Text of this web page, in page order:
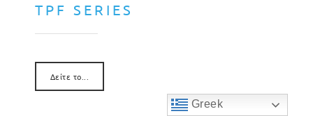
TPF SERIES
Δείτε το...
Greek